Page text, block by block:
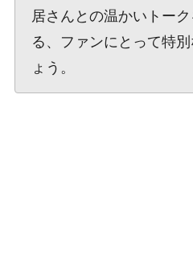
居さんとの温かいトー
る、ファンにとって特
ょう。